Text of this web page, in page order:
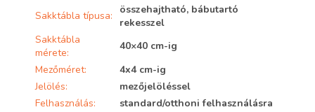
Sakktábla típusa:
összehajtható, bábutartó
rekesszel
Sakktábla
mérete:
40×40 cm-ig
Mezőméret:
4x4 cm-ig
Jelölés:
mezőjelöléssel
Felhasználás:
standard/otthoni felhasználásra